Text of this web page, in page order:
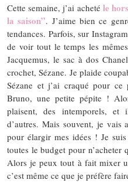
Cette semaine, j’ai acheté le
la saison”. J’aime bien ce
tendances. Parfois, sur
de voir tout le temps les
Jacquemus, le sac à dos
crochet, Sézane. Je plaide
Sézane et j’ai craqué pour ce
Bruno, une petite pépite !
plaisent, des intemporels,
d’autres. Mais souvent, je vais
pour élargir mes idées ! Je
toutes le budget pour
Alors je peux tout à fait mixer
c’est même ce que je préfère